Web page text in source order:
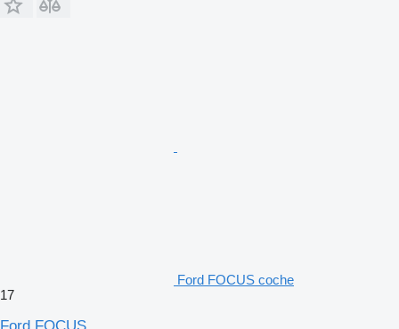
Ford FOCUS coche
17